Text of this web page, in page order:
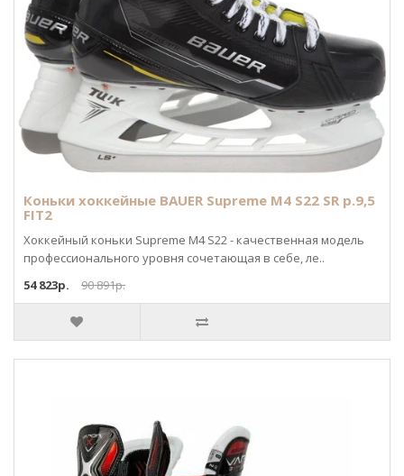
Коньки хоккейные BAUER Supreme M4 S22 SR р.9,5
FIT2
Хоккейный коньки Supreme M4 S22 - качественная модель
профессионального уровня сочетающая в себе, ле..
54 823р.
90 891р.